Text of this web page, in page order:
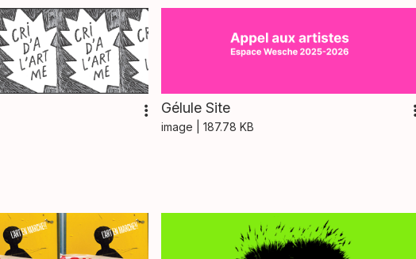
Gélule Site
image | 187.78 KB